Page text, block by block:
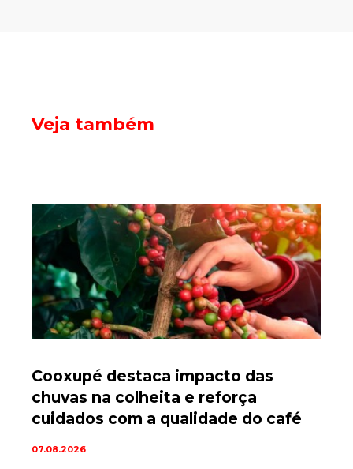
Veja também
Cooxupé destaca impacto das
chuvas na colheita e reforça
cuidados com a qualidade do café
07.08.2026